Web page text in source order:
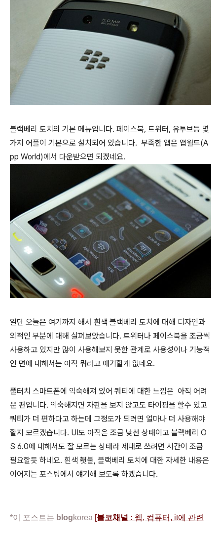
블랙베리 토치의 기본 메뉴입니다. 페이스북, 트위터, 유투브등 몇
가지 어플이 기본으로 설치되어 있습니다. 부족한 앱은 앱월드(A
pp World)에서 다운받으면 되겠네요.
일단 오늘은 여기까지 해서 흰색 블랙베리 토치에 대해 디자인과
외적인 부분에 대해 살펴보았습니다. 트위터나 페이스북을 조금씩
사용하고 있지만 많이 사용해보지 못한 관계로 사용성이나 기능적
인 면에 대해서는 아직 뭐라고 얘기할게 없네요.
풀터치 스마트폰에 익숙해져 있어 쿼티에 대한 느낌은 아직 어려
운 편입니다. 익숙해지면 자판을 보지 않고도 타이핑을 할수 있고
쿼티가 더 편하다고 하는데 그정도가 되려면 얼마나 더 사용해야
할지 모르겠습니다. UI도 아직은 조금 낮선 상태이고 블랙베리 O
S 6.0에 대해서도 잘 모르는 상태라 제대로 쓰려면 시간이 조금
필요할듯 하네요. 흰색 횃불, 블랙베리 토치에 대한 자세한 내용은
이어지는 포스팅에서 얘기해 보도록 하겠습니다.
*이 포스트는 blogkorea [블코채널 : 웹, 컴퓨터, it에 관련